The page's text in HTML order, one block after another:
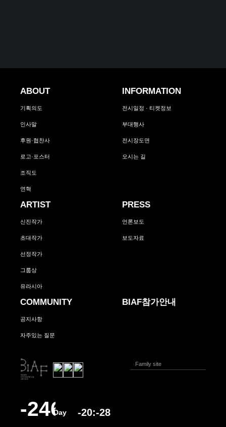
ABOUT
기획의도
인사말
후원·협찬사
로고·포스터
조직도
연혁
INFORMATION
전시일정 · 티켓정보
부대행사
전시장도면
오시는 길
ARTIST
신진작가
초대작가
선정작가
그룹상
유라시아
PRESS
언론보도
보도자료
COMMUNITY
공지사항
자주있는 질문
BIAF참가안내